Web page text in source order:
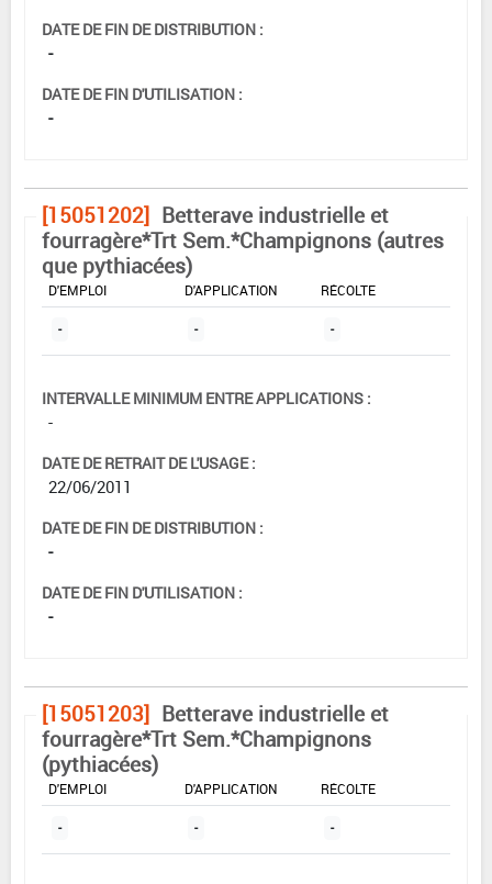
DATE DE FIN DE DISTRIBUTION :
-
DATE DE FIN D'UTILISATION :
-
[15051202] Betterave industrielle et
fourragère*Trt Sem.*Champignons (autres
que pythiacées)
DOSE MAX
D'EMPLOI
NOMBRE MAX
D'APPLICATION
RÉCOLTE
- - -
INTERVALLE MINIMUM ENTRE APPLICATIONS :
-
DATE DE RETRAIT DE L'USAGE :
22/06/2011
DATE DE FIN DE DISTRIBUTION :
-
DATE DE FIN D'UTILISATION :
-
[15051203] Betterave industrielle et
fourragère*Trt Sem.*Champignons
(pythiacées)
DOSE MAX
D'EMPLOI
D'APPLICATION
RÉCOLTE
- - -